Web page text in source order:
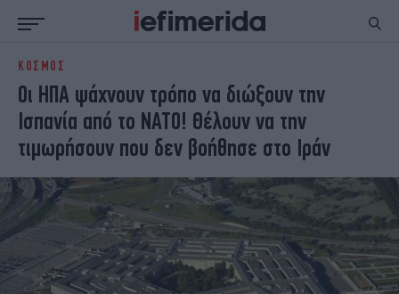
ΕΙΔΗΣΕΙΣ
NON PAPER
ΕΛΛΑΔΑ
ΟΙΚΟΝΟΜΙΑ
ΚΟΣΜΟΣ
ΠΟΛΙΤΙΣΜΟΣ
ΠΑΝΕΛΛΗΝΙΕΣ
ΖΩΗ
ΣΠΟΡ
ΓΥΝΑΙΚΑ
ENGLISH EDITION
ΠΟΛΗ
STORIES
ΕΚΛΟΓΕΣ
TRAVEL
ΤΕΧΝΟΛΟΓΙΑ
ΥΓΕΙΑ
ΚΟΣΜΟΣ
Οι ΗΠΑ ψάχνουν τρόπο να διώξουν την
Ισπανία από το ΝΑΤΟ! Θέλουν να την
τιμωρήσουν που δεν βοήθησε στο Ιράν